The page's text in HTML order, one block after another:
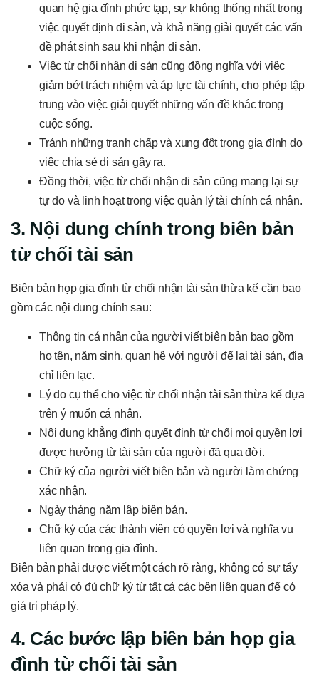
quan hệ gia đình phức tạp, sự không thống nhất trong
việc quyết định di sản, và khả năng giải quyết các vấn
đề phát sinh sau khi nhận di sản.
Việc từ chối nhận di sản cũng đồng nghĩa với việc
giảm bớt trách nhiệm và áp lực tài chính, cho phép tập
trung vào việc giải quyết những vấn đề khác trong
cuộc sống.
Tránh những tranh chấp và xung đột trong gia đình do
việc chia sẻ di sản gây ra.
Đồng thời, việc từ chối nhận di sản cũng mang lại sự
tự do và linh hoạt trong việc quản lý tài chính cá nhân.
3. Nội dung chính trong biên bản
từ chối tài sản
Biên bản họp gia đình từ chối nhận tài sản thừa kế cần bao
gồm các nội dung chính sau:
Thông tin cá nhân của người viết biên bản bao gồm
họ tên, năm sinh, quan hệ với người để lại tài sản, địa
chỉ liên lạc.
Lý do cụ thể cho việc từ chối nhận tài sản thừa kế dựa
trên ý muốn cá nhân.
Nội dung khẳng định quyết định từ chối mọi quyền lợi
được hưởng từ tài sản của người đã qua đời.
Chữ ký của người viết biên bản và người làm chứng
xác nhận.
Ngày tháng năm lập biên bản.
Chữ ký của các thành viên có quyền lợi và nghĩa vụ
liên quan trong gia đình.
Biên bản phải được viết một cách rõ ràng, không có sự tẩy
xóa và phải có đủ chữ ký từ tất cả các bên liên quan để có
giá trị pháp lý.
4. Các bước lập biên bản họp gia
đình từ chối tài sản